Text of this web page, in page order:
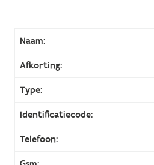
Naam:
Afkorting:
Type:
Identificatiecode:
Telefoon: